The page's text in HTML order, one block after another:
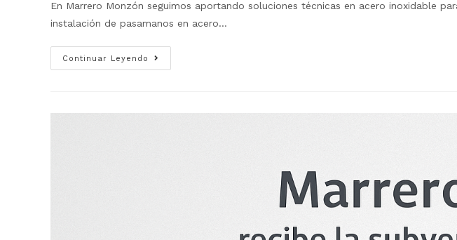
En Marrero Monzón seguimos aportando soluciones técnicas en acero inoxidable
instalación de pasamanos en acero…
Continuar Leyendo